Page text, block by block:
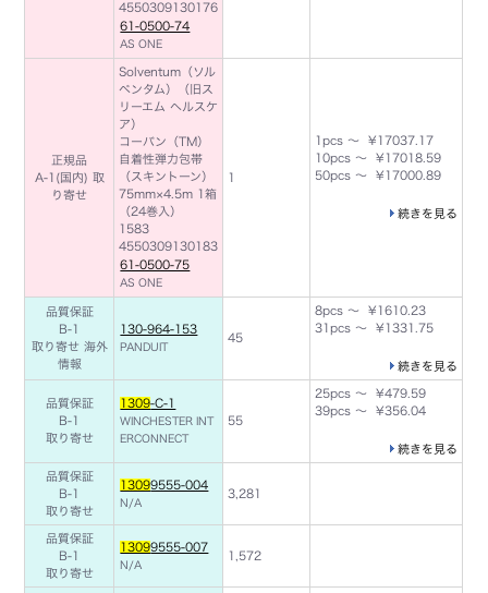
4550309130176
61-0500-74
AS ONE
正規品
A-1(国内) 取
り寄せ
Solventum（ソル
ベンタム）（旧ス
リーエム ヘルスケ
ア）
コーバン（TM）
自着性弾力包帯
（スキントーン）
75mm×4.5m 1箱
（24巻入）
1583
4550309130183
61-0500-75
AS ONE
1
1pcs ～ ¥17037.17
10pcs ～ ¥17018.59
50pcs ～ ¥17000.89
続きを見る
品質保証
B-1
取り寄せ 海外
情報
130-964-153
PANDUIT
45
8pcs ～ ¥1610.23
31pcs ～ ¥1331.75
続きを見る
品質保証
B-1
取り寄せ
1309-C-1
WINCHESTER INT
ERCONNECT
55
25pcs ～ ¥479.59
39pcs ～ ¥356.04
続きを見る
品質保証
B-1
取り寄せ
13099555-004
N/A
3,281
品質保証
B-1
取り寄せ
13099555-007
N/A
1,572